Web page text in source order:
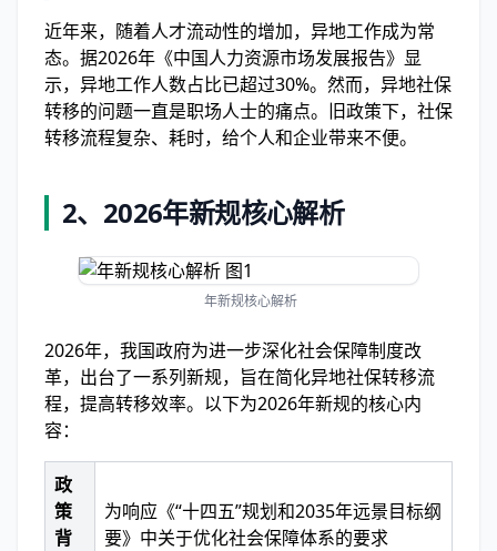
近年来，随着人才流动性的增加，异地工作成为常
态。据2026年《中国人力资源市场发展报告》显
示，异地工作人数占比已超过30%。然而，异地社保
转移的问题一直是职场人士的痛点。旧政策下，社保
转移流程复杂、耗时，给个人和企业带来不便。
2、2026年新规核心解析
年新规核心解析
2026年，我国政府为进一步深化社会保障制度改
革，出台了一系列新规，旨在简化异地社保转移流
程，提高转移效率。以下为2026年新规的核心内
容：
政
策
背
为响应《“十四五”规划和2035年远景目标纲
要》中关于优化社会保障体系的要求